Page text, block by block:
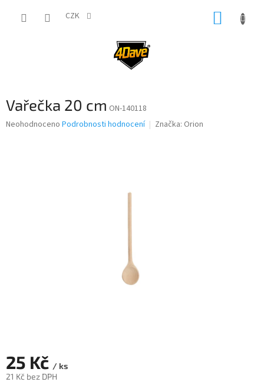
CZK
Vařečka 20 cm ON-140118
Průměrné
Neohodnoceno Podrobnosti hodnocení Značka: Orion
25 Kč / ks
21 Kč bez DPH